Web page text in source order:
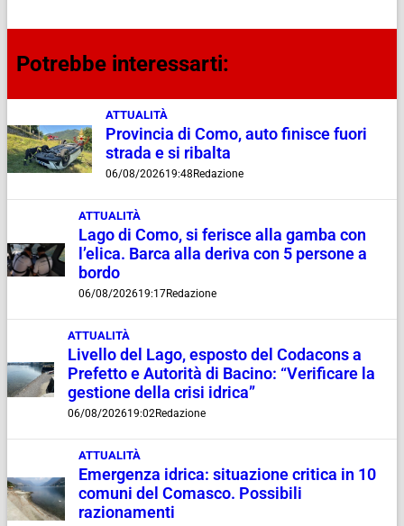
Potrebbe interessarti:
ATTUALITÀ
Provincia di Como, auto finisce fuori
strada e si ribalta
06/08/202619:48 Redazione
ATTUALITÀ
Lago di Como, si ferisce alla gamba con
l’elica. Barca alla deriva con 5 persone a
bordo
06/08/202619:17Redazione
ATTUALITÀ
Livello del Lago, esposto del Codacons a
Prefetto e Autorità di Bacino: “Verificare la
gestione della crisi idrica”
06/08/202619:02Redazione
ATTUALITÀ
Emergenza idrica: situazione critica in 10
comuni del Comasco. Possibili
razionamenti